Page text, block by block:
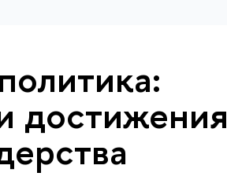
достижения